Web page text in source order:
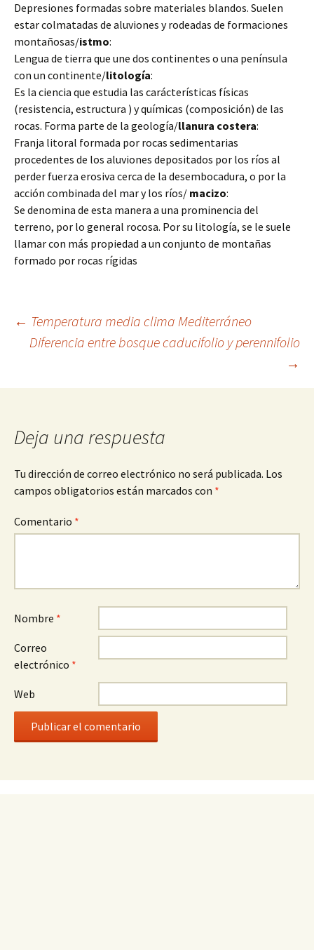
Depresiones formadas sobre materiales blandos. Suelen
estar colmatadas de aluviones y rodeadas de formaciones
montañosas/istmo:
Lengua de tierra que une dos continentes o una península
con un continente/litología:
Es la ciencia que estudia las carácterísticas físicas
(resistencia, estructura ) y químicas (composición) de las
rocas. Forma parte de la geología/llanura costera:
Franja litoral formada por rocas sedimentarias
procedentes de los aluviones depositados por los ríos al
perder fuerza erosiva cerca de la desembocadura, o por la
acción combinada del mar y los ríos/ macizo:
Se denomina de esta manera a una prominencia del
terreno, por lo general rocosa. Por su litología, se le suele
llamar con más propiedad a un conjunto de montañas
formado por rocas rígidas
Navegación
← Temperatura media clima Mediterráneo
Diferencia entre bosque caducifolio y perennifolio
→
Deja una respuesta
Tu dirección de correo electrónico no será publicada. Los
campos obligatorios están marcados con *
Comentario *
Nombre *
Correo
electrónico *
Web